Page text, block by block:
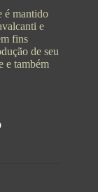
é mantido
e
fins
de seu
e também